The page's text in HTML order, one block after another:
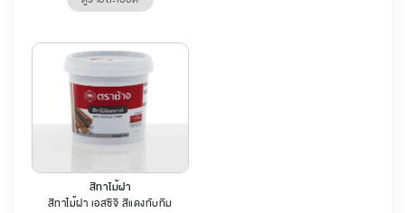
สีทาไม้ฝา
สีทาไม้ฝา เอสซีจี สีแดงทับทิม